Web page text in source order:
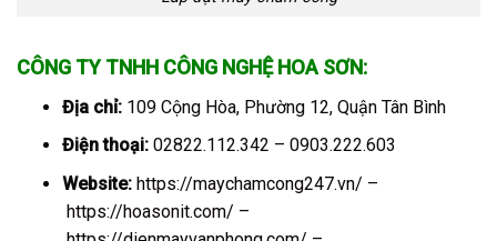
CÔNG TY TNHH CÔNG NGHỆ HOA SƠN:
Địa chỉ:109 Cộng Hòa, Phường 12, Quận Tân Bình
Điện thoại:02822.112.342 – 0903.222.603
Website: https://maychamcong247.vn/ –
https://hoasonit.com/ –